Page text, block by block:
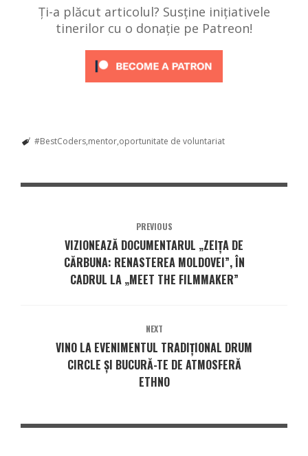
Ți-a plăcut articolul? Susține inițiativele
tinerilor cu o donație pe Patreon!
#BestCoders mentor oportunitate de voluntariat
PREVIOUS
VIZIONEAZĂ DOCUMENTARUL „ZEIȚA DE
CĂRBUNA: RENASTEREA MOLDOVEI”, ÎN
CADRUL LA „MEET THE FILMMAKER”
NEXT
VINO LA EVENIMENTUL TRADIȚIONAL DRUM
CIRCLE ȘI BUCURĂ-TE DE ATMOSFERĂ
ETHNO